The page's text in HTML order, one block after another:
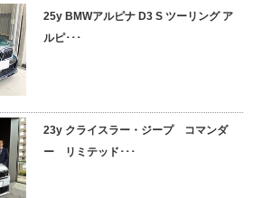
25y BMWアルピナ D3 S ツーリング ア
ルピ･･･
23y クライスラー・ジープ コマンダ
ー リミテッド･･･